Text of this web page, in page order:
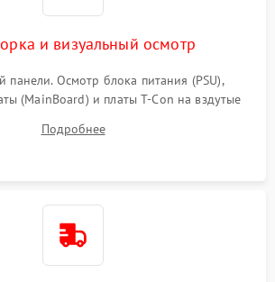
и визуальный осмотр
панели. Осмотр блока питания (PSU),
(MainBoard) и платы T-Con на вздутые
фиксации и целостности шлейфов.
Подробнее